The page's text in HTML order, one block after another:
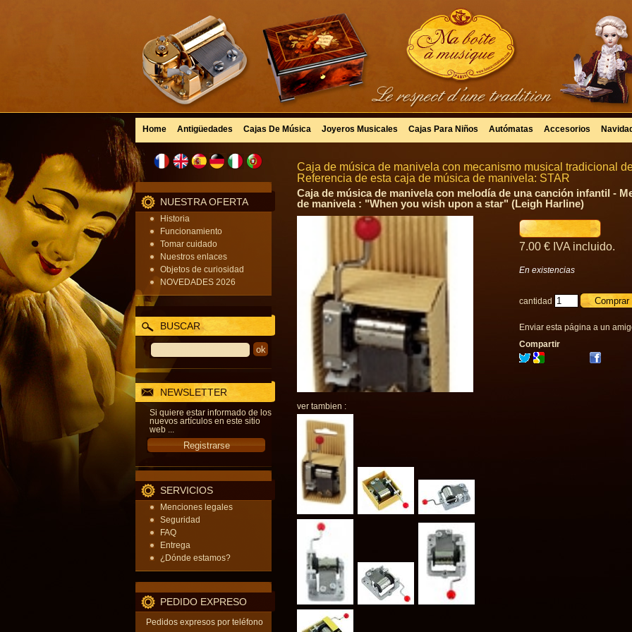
Home Antigüedades Cajas De Música Joyeros Musicales Cajas Para Niños Autómatas Accesorios
NUESTRA OFERTA
Historia
Funcionamiento
Tomar cuidado
Nuestros enlaces
Objetos de curiosidad
NOVEDADES 2026
BUSCAR
NEWSLETTER
Si quiere estar informado de los
nuevos artículos en este sitio
web ...
SERVICIOS
Menciones legales
Seguridad
FAQ
Entrega
¿Dónde estamos?
PEDIDO EXPRESO
Pedidos expresos por teléfono
Caja de música de manivela con mecanismo musical tradicional
Referencia de esta caja de música de manivela: STAR
Caja de música de manivela con melodía de una canción infantil -
de manivela : "When you wish upon a star" (Leigh Harline)
ver tambien :
7.00 € IVA incluido.
En existencias
cantidad
Enviar esta página a un
Compartir